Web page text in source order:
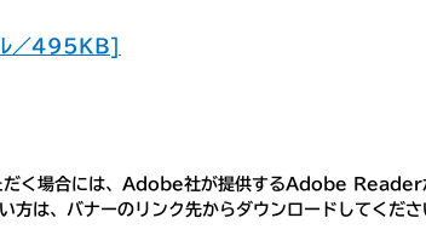
ル／495KB]
だく場合には、Adobe社が提供するAdobe Reader
は、バナーのリンク先からダウンロードしてくださ